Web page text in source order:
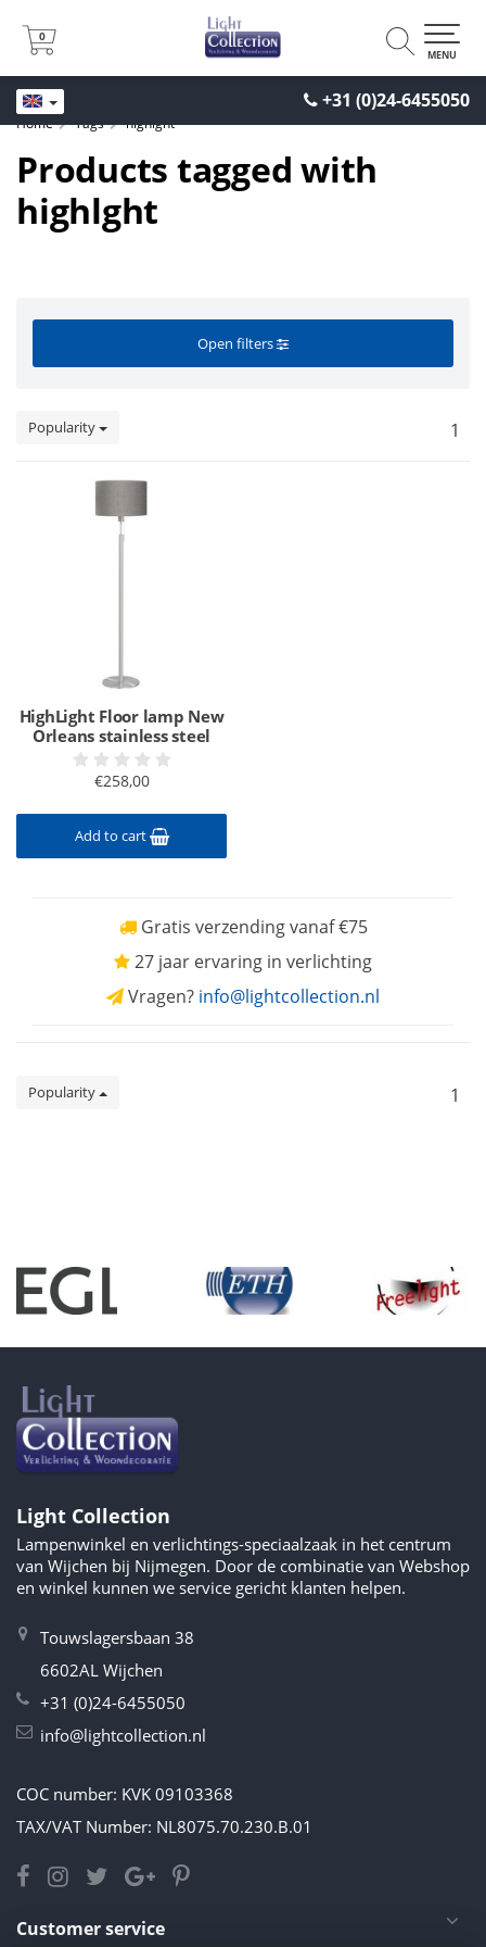
+31 (0)24-6455050
0
0
MENU
Home Tags highlght
Products tagged with
highlght
Open filters
Popularity 1
HighLight Floor lamp New
Orleans stainless steel
€258,00
Add to cart
Gratis verzending vanaf €75
27 jaar ervaring in verlichting
Vragen? info@lightcollection.nl
Popularity 1
Light Collection
Lampenwinkel en verlichtings-speciaalzaak in het centrum
van Wijchen bij Nijmegen. Door de combinatie van Webshop
en winkel kunnen we service gericht klanten helpen.
Touwslagersbaan 38
6602AL Wijchen
+31 (0)24-6455050
info@lightcollection.nl
COC number: KVK 09103368
TAX/VAT Number: NL8075.70.230.B.01
Customer service